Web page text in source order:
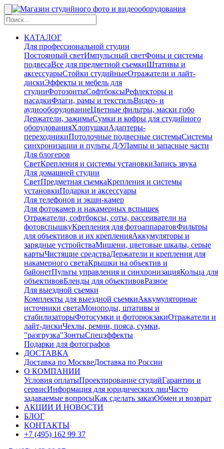
КАТАЛОГ
Для профессиональной студии
Постоянный светИмпульсный светФоны и системы
подвесаВсе для предметной съемкиШтативы и
аксессуарыСтойки студийныеОтражатели и лайт-
дискиЭффекты и мебель для
студииФотозонтыСофтбоксыРефлекторы и
насадкиФлаги, рамы и текстильВидео- и
аудиооборудованиеЦветные фильтры, маски гобо
Держатели, зажимыСумки и кофры для студийного
оборудованияХлопушкиАдаптеры-
переходникиПотолочные подвесные системыСистемы
синхронизации и пульты Д/УЛампы и запасные части
Для блогеров
СветКрепления и системы установкиЗапись звука
Для домашней студии
СветПредметная съемкаКрепления и системы
установкиПодарки и аксессуары
Для телефонов и экшн-камер
Для фотокамер и накамерных вспышек
Отражатели, софтбоксы, соты, рассеиватели на
фотовспышкуКрепления для фотоаппаратовФильтры
для объективов и их крепленияАккумуляторы и
зарядные устройстваМишени, цветовые шкалы, серые
картыЧистящие средстваДержатели и крепления для
накамерного светаКрышки на объектив и
байонетПульты управления и синхронизацияКольца для
объективовБленды для объективовРазное
Для выездной съемки
Комплекты для выездной съемкиАккумуляторные
источники светаМоноподы, штативы и
стабилизаторыФотосумки и фоторюкзакиОтражатели и
лайт-дискиЧехлы, ремни, пояса, сумки,
"разгрузка"ЗонтыСпецэффекты
Подарки для фотографов
ДОСТАВКА
Доставка по МосквеДоставка по России
О КОМПАНИИ
Условия оплатыПроектирование студийГарантии и
сервисИнформация для юридических лицЧасто
задаваемые вопросыКак сделать заказОбмен и возврат
АКЦИИ И НОВОСТИ
БЛОГ
КОНТАКТЫ
+7 (495) 162 99 37